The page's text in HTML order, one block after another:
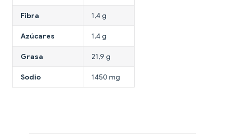
Fibra 1,4 g
Azúcares 1,4 g
Grasa 21,9 g
Sodio 1450 mg